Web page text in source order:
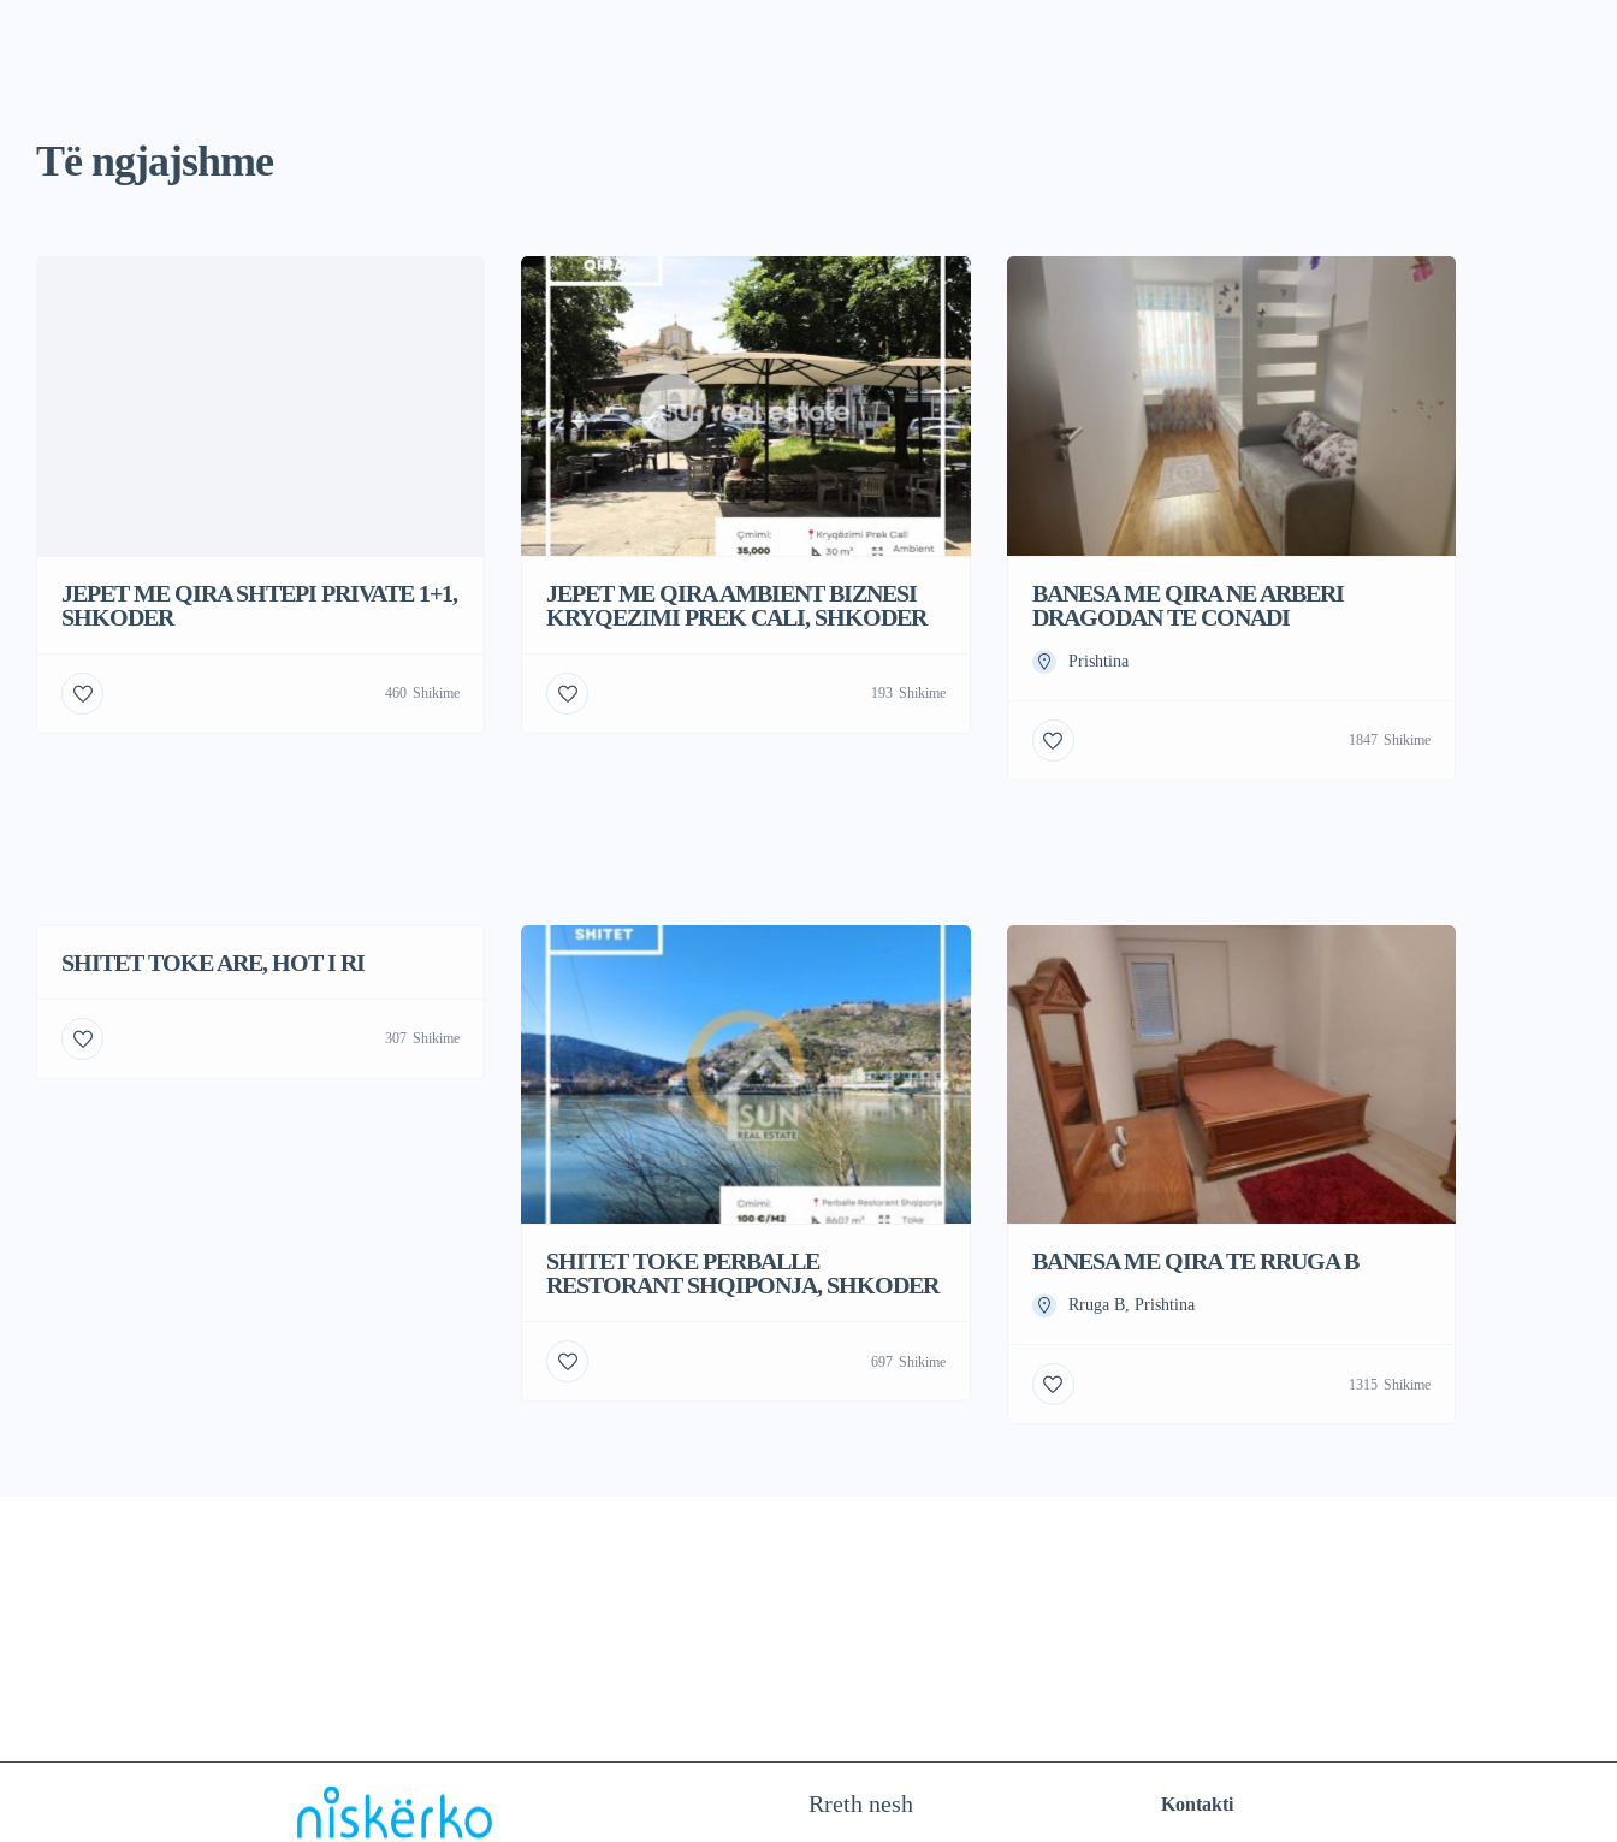
Të ngjajshme
JEPET ME QIRA SHTEPI PRIVATE 1+1,
SHKODER
460 Shikime
JEPET ME QIRA AMBIENT BIZNESI
KRYQEZIMI PREK CALI, SHKODER
193 Shikime
BANESA ME QIRA NE ARBERI
DRAGODAN TE CONADI
Prishtina
1847 Shikime
SHITET TOKE ARE, HOT I RI
307 Shikime
SHITET TOKE PERBALLE
RESTORANT SHQIPONJA, SHKODER
697 Shikime
BANESA ME QIRA TE RRUGA B
Rruga B, Prishtina
1315 Shikime
Rreth nesh Kontakti